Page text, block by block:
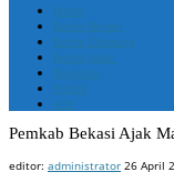
Home
Berita Bekasi
Berita Cikarang
Berita Jabar
Nasional
Politik
ADV
Pemkab Bekasi Ajak
editor: administrator 26 April